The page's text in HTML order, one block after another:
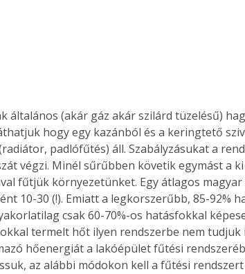
általános (akár gáz akár szilárd tüzelésű)
hogy egy kazánból és a keringtető
padlófűtés) áll. Szabályzásukat a
végzi. Minél sűrűbben követik egymást a
fűtjük környezetünket. Egy átlagos
10-30 (!). Emiatt a legkorszerűbb, 85-92%
csak 60-70%-os hatásfokkal
termelt hőt ilyen rendszerbe nem tudjuk
hőenergiát a lakóépület fűtési
az alábbi módokon kell a fűtési